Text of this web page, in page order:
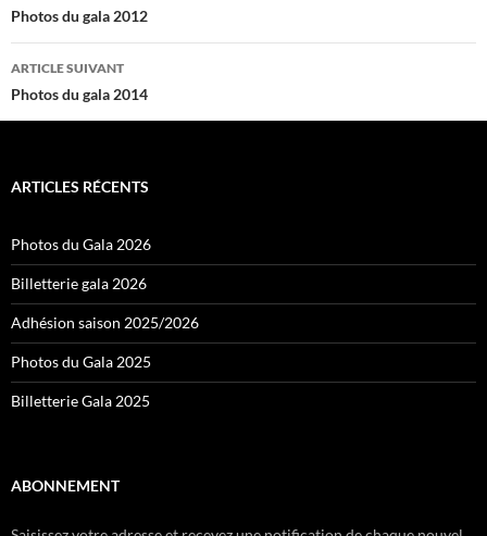
des
articles
Photos du gala 2012
ARTICLE SUIVANT
Photos du gala 2014
ARTICLES RÉCENTS
Photos du Gala 2026
Billetterie gala 2026
Adhésion saison 2025/2026
Photos du Gala 2025
Billetterie Gala 2025
ABONNEMENT